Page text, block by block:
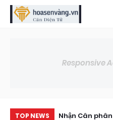
Responsive
TOP NEWS
shear
Nhận Cân